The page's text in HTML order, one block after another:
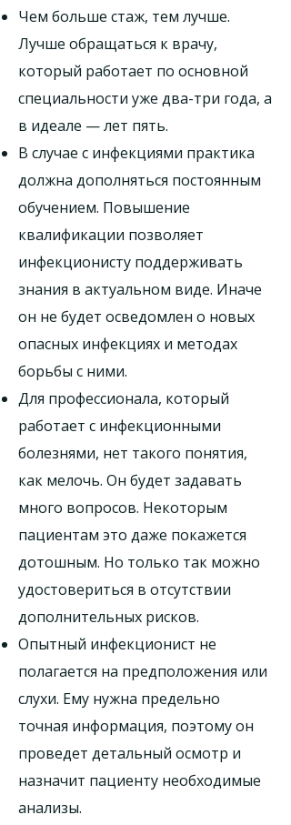
Чем больше стаж, тем лучше.
Лучше обращаться к врачу,
который работает по основной
специальности уже два-три года, а
в идеале — лет пять.
В случае с инфекциями практика
должна дополняться постоянным
обучением. Повышение
квалификации позволяет
инфекционисту поддерживать
знания в актуальном виде. Иначе
он не будет осведомлен о новых
опасных инфекциях и методах
борьбы с ними.
Для профессионала, который
работает с инфекционными
болезнями, нет такого понятия,
как мелочь. Он будет задавать
много вопросов. Некоторым
пациентам это даже покажется
дотошным. Но только так можно
удостовериться в отсутствии
дополнительных рисков.
Опытный инфекционист не
полагается на предположения или
слухи. Ему нужна предельно
точная информация, поэтому он
проведет детальный осмотр и
назначит пациенту необходимые
анализы.